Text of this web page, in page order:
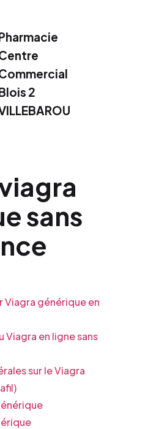
2
sans
Viagra générique en
Viagra en ligne sans
sur le Viagra